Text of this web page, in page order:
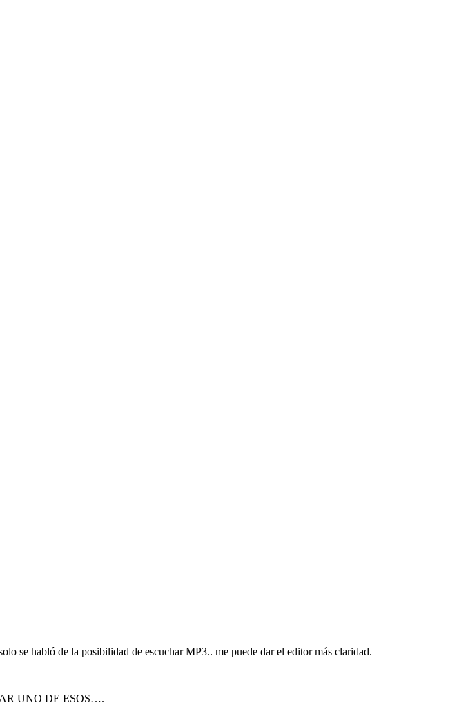
se habló de la posibilidad de escuchar MP3.. me puede dar el editor más claridad.
UNO DE ESOS….